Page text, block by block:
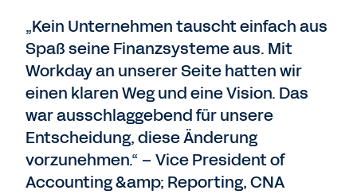
„Kein Unternehmen tauscht einfach aus
Spaß seine Finanzsysteme aus. Mit
Workday an unserer Seite hatten wir
einen klaren Weg und eine Vision. Das
war ausschlaggebend für unsere
Entscheidung, diese Änderung
vorzunehmen.“ – Vice President of
Accounting &amp; Reporting, CNA